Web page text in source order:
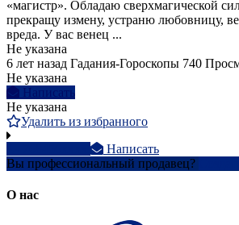
«магистр». Обладаю сверхмагической
прекращу измену, устраню любовницу,
вреда. У вас венец ...
Не указана
6 лет назад Гадания-Гороскопы 740
Не указана
Написать
Не указана
Удалить из избранного
Написать
Вы профессиональный продавец?
О нас